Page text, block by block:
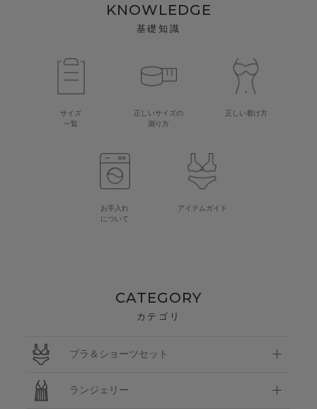
KNOWLEDGE
基礎知識
サイズ
一覧
正しいサイズの
測り方
正しい着け方
お手入れ
について
アイテムガイド
CATEGORY
カテゴリ
ブラ＆ショーツセット
ランジェリー